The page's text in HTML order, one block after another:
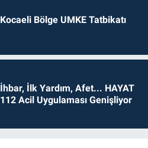
Kocaeli Bölge UMKE Tatbikatı
İhbar, İlk Yardım, Afet... HAYAT
112 Acil Uygulaması Genişliyor